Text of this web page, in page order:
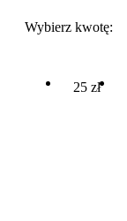
Wybierz kwotę:
25 zł